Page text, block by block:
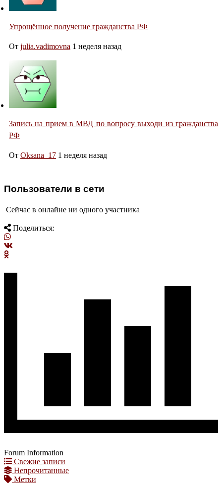
Упрощённое получение гражданства РФ
От julia.vadimovna 1 неделя назад
Запись на прием в МВД по вопросу выходи из гражданства
РФ
От Oksana_17 1 неделя назад
Пользователи в сети
Сейчас в онлайне ни одного участника
Поделиться:
Forum Information
Свежие записи
Непрочитанные
Метки